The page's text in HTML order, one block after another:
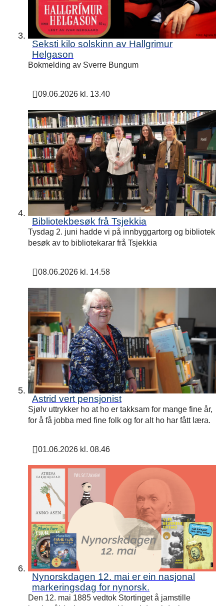
Seksti kilo solskinn av Hallgrimur
Helgason
Bokmelding av Sverre Bungum
Publisert
09.06.2026 kl. 13.40
Bibliotekbesøk frå Tsjekkia
Tysdag 2. juni hadde vi på innbyggartorg og bibliotek
besøk av to bibliotekarar frå Tsjekkia
Publisert
08.06.2026 kl. 14.58
Astrid vert pensjonist
Sjølv uttrykker ho at ho er takksam for mange fine år,
for å få jobba med fine folk og for alt ho har fått læra.
Publisert
01.06.2026 kl. 08.46
Nynorskdagen 12. mai er ein nasjonal
markeringsdag for nynorsk.
Den 12. mai 1885 vedtok Stortinget å jamstille